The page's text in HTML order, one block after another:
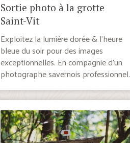
Sortie photo à la grotte
Saint-Vit
Exploitez la lumière dorée & l’heure
bleue du soir pour des images
exceptionnelles. En compagnie d’un
photographe savernois professionnel.